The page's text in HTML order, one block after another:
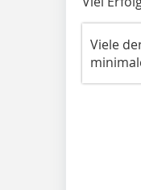
Viele